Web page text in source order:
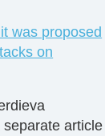
was proposed
on
article